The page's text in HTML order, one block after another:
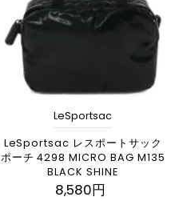
LeSportsac
LeSportsac レスポートサック
ポーチ 4298 MICRO BAG M135
BLACK SHINE
8,580円